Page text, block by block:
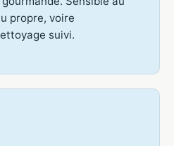
propre, voire
suivi.